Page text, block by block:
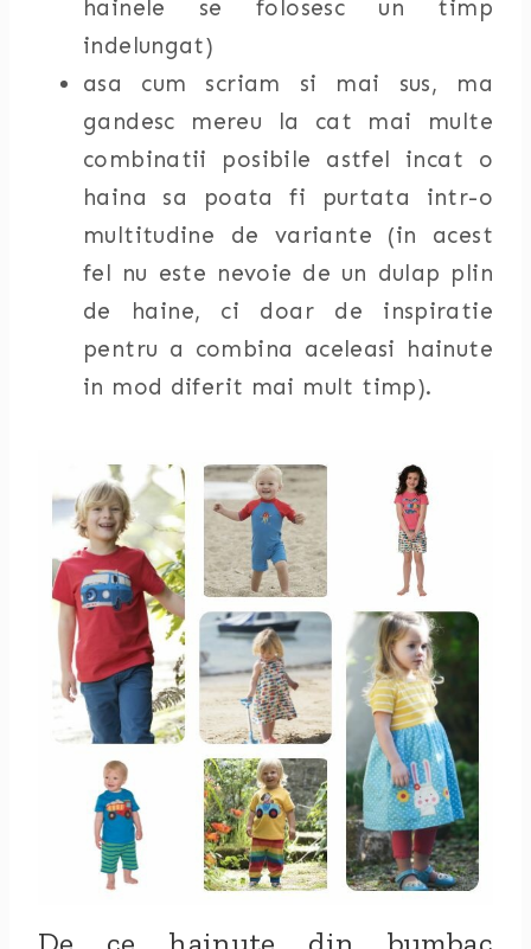
hainele se folosesc un timp
indelungat)
asa cum scriam si mai sus, ma
gandesc mereu la cat mai multe
combinatii posibile astfel incat o
haina sa poata fi purtata intr-o
multitudine de variante (in acest
fel nu este nevoie de un dulap plin
de haine, ci doar de inspiratie
pentru a combina aceleasi hainute
in mod diferit mai mult timp).
De ce hainute din bumbac